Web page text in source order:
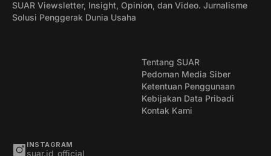
SUAR Viewsletter, Insight, Opinion, dan Video. Jurnalisme
Solusi Penggerak Dunia Usaha
Tentang SUAR
Pedoman Media Siber
Ketentuan Penggunaan
Kebijakan Data Pribadi
Kontak Kami
INSTAGRAM
suar.id_official